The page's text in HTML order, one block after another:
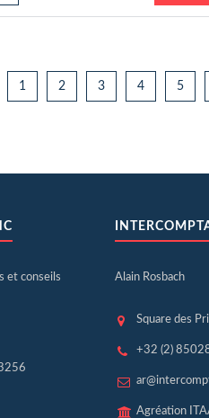
1 2 3 4 5
et conseils
Alain Rosbach
Square des
+32 (2)
Agréation